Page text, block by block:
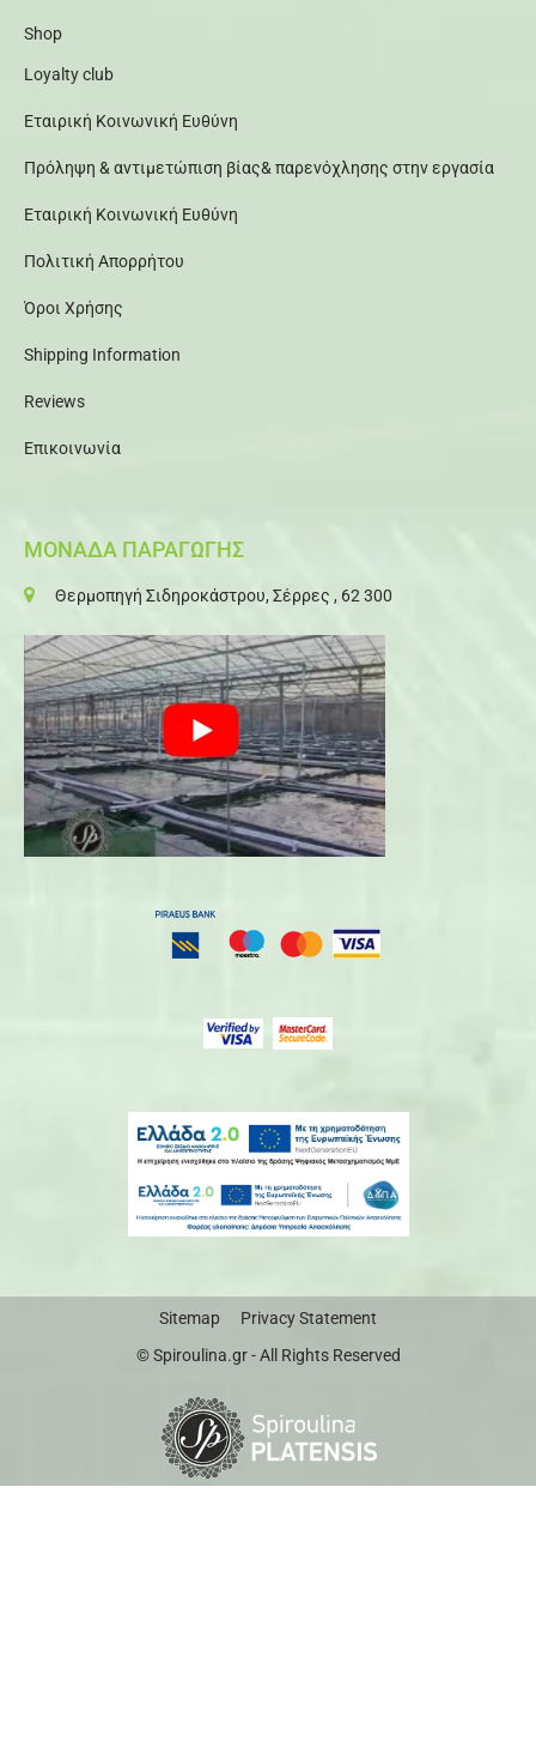
Shop
Loyalty club
Εταιρική Κοινωνική Ευθύνη
Πρόληψη & αντιμετώπιση βίας& παρενόχλησης στην εργασία
Εταιρική Κοινωνική Ευθύνη
Πολιτική Απορρήτου
Όροι Χρήσης
Shipping Information
Reviews
Επικοινωνία
ΜΟΝΑΔΑ ΠΑΡΑΓΩΓΗΣ
Θερμοπηγή Σιδηροκάστρου, Σέρρες , 62 300
Sitemap
Privacy Statement
© Spiroulina.gr - All Rights Reserved